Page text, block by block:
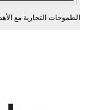
الطموحات التجارية مع